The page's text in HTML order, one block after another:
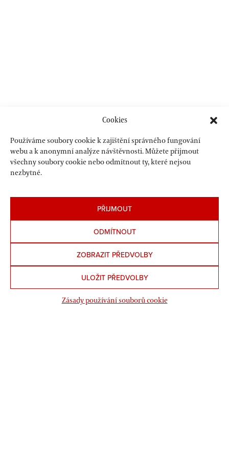
Cookies
Používáme soubory cookie k zajištění správného fungování
webu a k anonymní analýze návštěvnosti. Můžete přijmout
všechny soubory cookie nebo odmítnout ty, které nejsou
nezbytné.
PŘIJMOUT
ODMÍTNOUT
ZOBRAZIT PŘEDVOLBY
ULOŽIT PŘEDVOLBY
Zásady používání souborů cookie